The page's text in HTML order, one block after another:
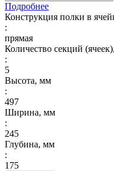
Подробнее
Конструкция полки в
:
прямая
Количество секций
:
5
Высота, мм
:
497
Ширина, мм
:
245
Глубина, мм
:
175